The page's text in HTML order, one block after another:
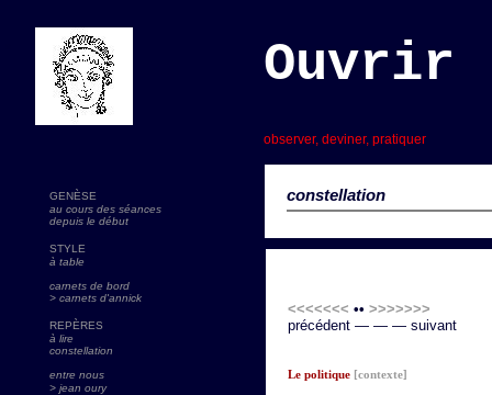
constellation
observer, deviner, pratiquer
GENÈSE
au cours des séances
depuis le début
STYLE
à table
carnets de bord
> carnets d'annick
REPÈRES
à lire
constellation
entre nous
> jean oury
<<<<<<< •• >>>>>>>
précédent — — — suivant
Le politique [contexte]
Ouvrir